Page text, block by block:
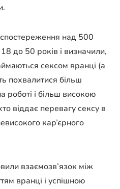
над 500
до 50 років і визначили,
сексом вранці (а
похвалитися більш
роботі і більш високою
віддає перевагу сексу в
кар’єрного
взаємозв’язок між
вранці і успішною